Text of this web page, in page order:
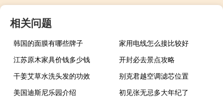
相关问题
韩国的面膜有哪些牌子
家用电线怎么接比较好
江苏原木家具价钱多少钱
开封必去景点攻略
干姜艾草水洗头发的功效
别克君越空调滤芯位置
美国迪斯尼乐园介绍
初见张无忌多大年纪了